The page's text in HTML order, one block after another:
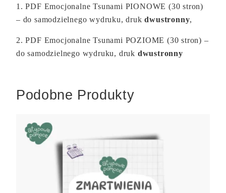
1. PDF Emocjonalne Tsunami PIONOWE (30 stron)
– do samodzielnego wydruku, drukdwustronny,
2. PDF Emocjonalne Tsunami POZIOME (30 stron) –
do samodzielnego wydruku, druk dwustronny
Podobne Produkty